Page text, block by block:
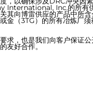
Inc.的所有
其向博雷供应的产品中所
金（3TG）的所有冶炼厂须
求，也是我们向客户保证
友好合作。